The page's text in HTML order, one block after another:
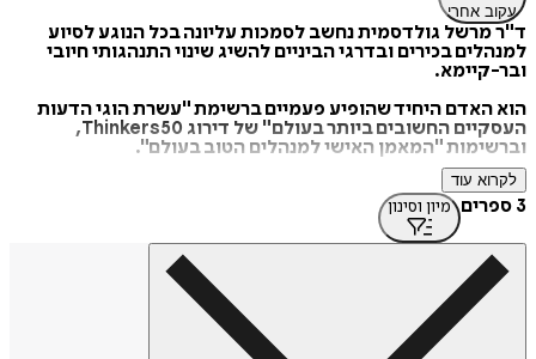
עקוב אחרי
ד"ר מרשל גולדסמית נחשב לסמכות עליונה בכל הנוגע לסיוע
למנהלים בכירים ובדרגי הביניים להשיג שינוי התנהגותי חיובי
ובר-קיימא.
הוא האדם היחיד שהופיע פעמיים ברשימת "עשרת הוגי הדעות
העסקיים החשובים ביותר בעולם" של דירוג Thinkers50,
וברשימות "המאמן האישי למנהלים הטוב בעולם".
שניים מהם כיכבו במקום הראשון ברשימות רבי המכר של הניו יורק
טיימס – טריגרים וממנהל טוב למנהל מצוין שראו אור בעברית
בהוצאת מטר.
שני הספרים הוכתרו בידי חברת "אמאזון" כשניים מבין מאה
הספרים הטובים ביותר שנכתבו אי-פעם בנושא ניהול והצלחה.
לקרוא עוד
3 ספרים מיון וסינון